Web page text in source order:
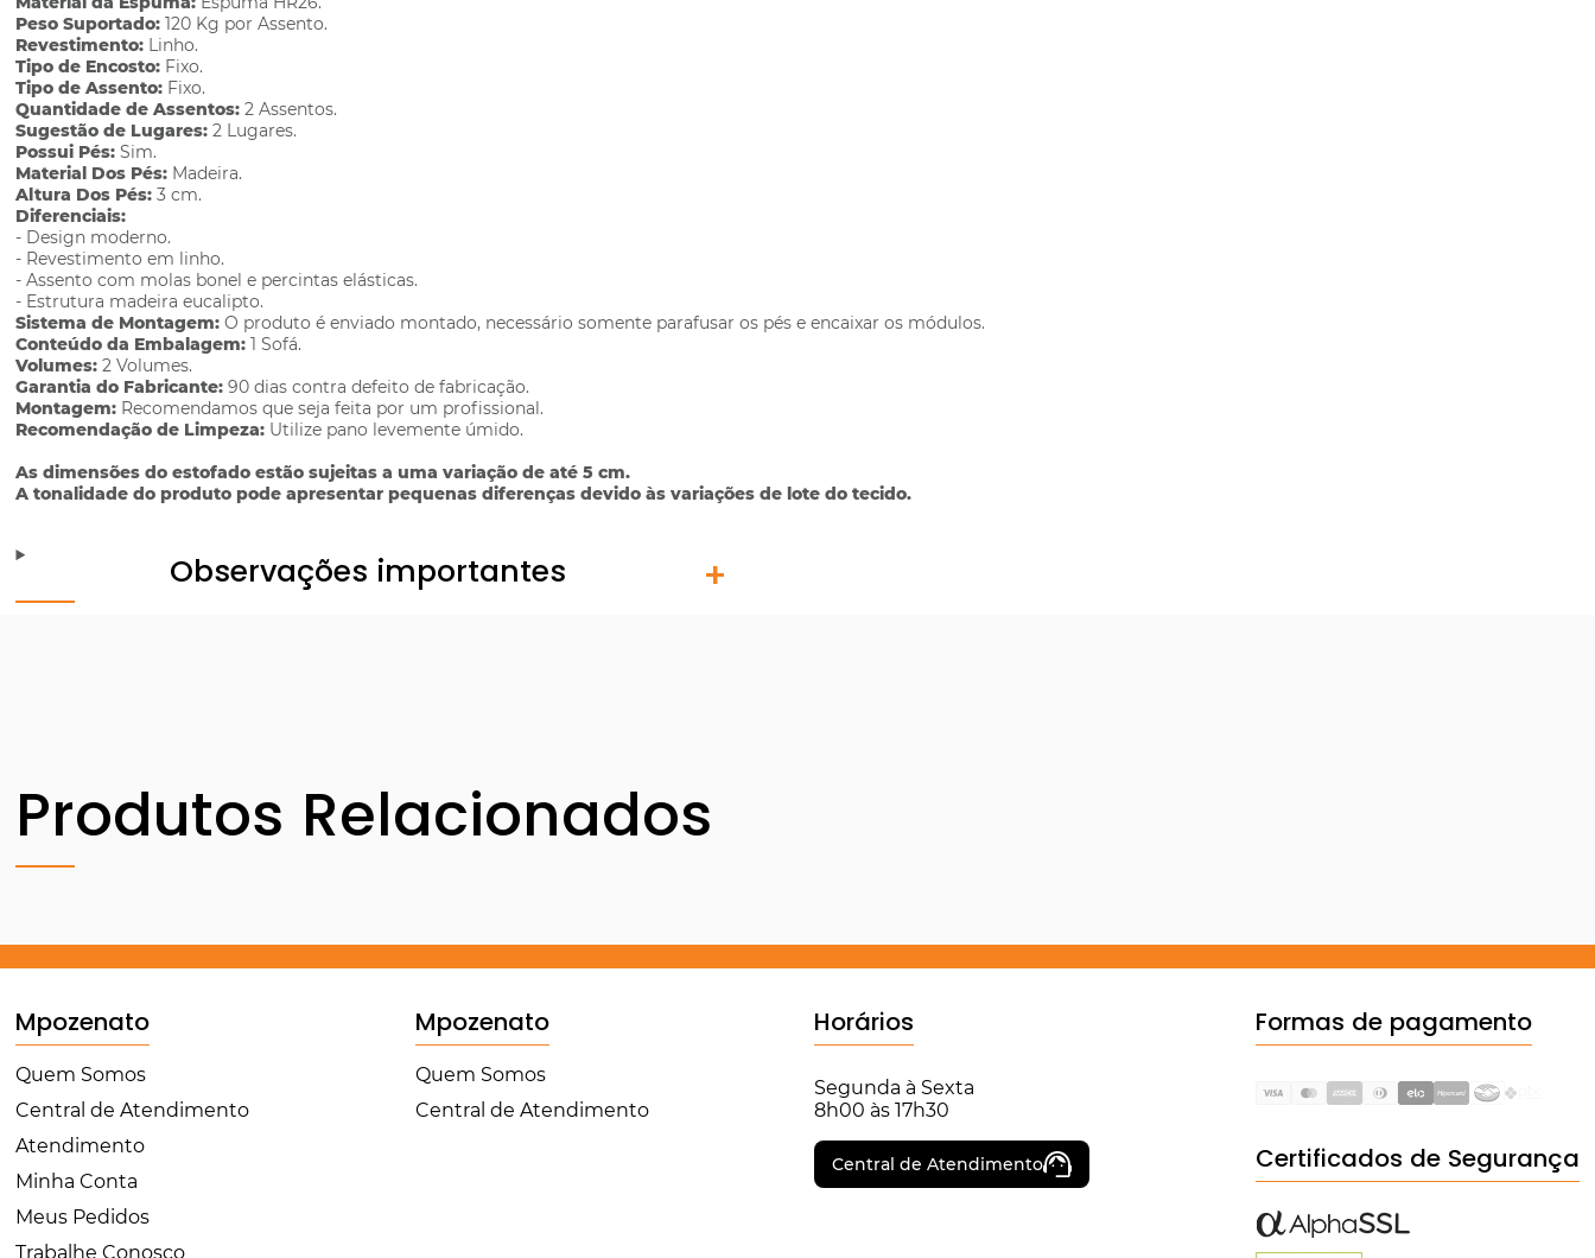
Peso Suportado: 120 Kg por Assento.
Revestimento: Linho.
Tipo de Encosto: Fixo.
Tipo de Assento: Fixo.
Quantidade de Assentos: 2 Assentos.
Sugestão de Lugares: 2 Lugares.
Possui Pés: Sim.
Material Dos Pés: Madeira.
Altura Dos Pés: 3 cm.
Diferenciais:
- Design moderno.
- Revestimento em linho.
- Assento com molas bonel e percintas elásticas.
- Estrutura madeira eucalipto.
Sistema de Montagem: O produto é enviado montado, necessário somente parafusar os pés e encaixar os módulos.
Conteúdo da Embalagem: 1 Sofá.
Volumes: 2 Volumes.
Garantia do Fabricante: 90 dias contra defeito de fabricação.
Montagem: Recomendamos que seja feita por um profissional.
Recomendação de Limpeza: Utilize pano levemente úmido.
As dimensões do estofado estão sujeitas a uma variação de até 5 cm.
A tonalidade do produto pode apresentar pequenas diferenças devido às variações de lote do tecido.
Observações importantes
Produtos Relacionados
Mpozenato
Quem Somos
Central de Atendimento
Atendimento
Minha Conta
Meus Pedidos
Trabalhe Conosco
Mpozenato
Quem Somos
Central de Atendimento
Horários
Segunda à Sexta
8h00 às 17h30
Central de Atendimento
Formas de pagamento
Certificados de Segurança